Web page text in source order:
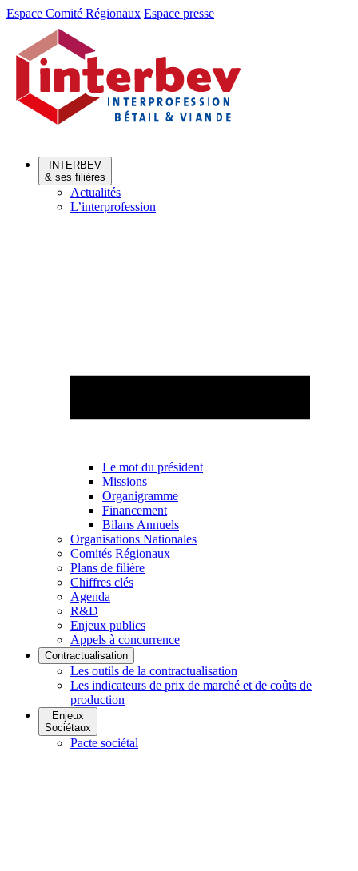
Aller
Aller
contenu
Espace Comité Régionaux Espace presse
INTERBEV
& ses filières
Actualités
L’interprofession
Le mot du président
Missions
Organigramme
Financement
Bilans Annuels
Organisations Nationales
Comités Régionaux
Plans de filière
Chiffres clés
Agenda
R&D
Enjeux publics
Appels à concurrence
Contractualisation
Les outils de la contractualisation
Les indicateurs de prix de marché et de coûts de
production
Enjeux
Sociétaux
Pacte sociétal